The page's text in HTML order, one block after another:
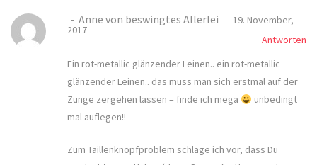
Anne von beswingtes Allerlei 19. November,
2017
Antworten
Ein rot-metallic glänzender Leinen.. ein rot-metallic
glänzender Leinen.. das muss man sich erstmal auf der
Zunge zergehen lassen – finde ich mega
unbedingt
mal auflegen!!
Zum Taillenknopfproblem schlage ich vor, dass Du